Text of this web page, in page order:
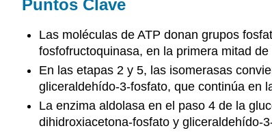
Puntos Clave
Las moléculas de ATP donan grupos
fosfofructoquinasa, en la primera mitad de
En las etapas 2 y 5, las isomerasas
gliceraldehído-3-fosfato, que continúa en
La enzima aldolasa en el paso 4 de la
dihidroxiacetona-fosfato y gliceraldehído-